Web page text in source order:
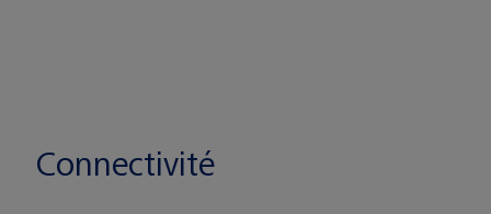
Connectivité